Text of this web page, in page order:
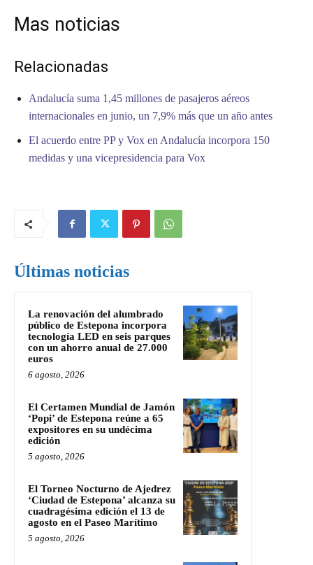
Mas noticias
Relacionadas
Andalucía suma 1,45 millones de pasajeros aéreos
internacionales en junio, un 7,9% más que un año antes
El acuerdo entre PP y Vox en Andalucía incorpora 150
medidas y una vicepresidencia para Vox
Últimas noticias
La renovación del alumbrado
público de Estepona incorpora
tecnología LED en seis parques
con un ahorro anual de 27.000
euros
6 agosto, 2026
El Certamen Mundial de Jamón
‘Popi’ de Estepona reúne a 65
expositores en su undécima
edición
5 agosto, 2026
El Torneo Nocturno de Ajedrez
‘Ciudad de Estepona’ alcanza su
cuadragésima edición el 13 de
agosto en el Paseo Marítimo
5 agosto, 2026